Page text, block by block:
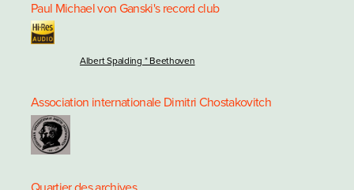
Paul Michael von Ganski's record club
Albert Spalding * Beethoven
Association internationale Dimitri Chostakovitch